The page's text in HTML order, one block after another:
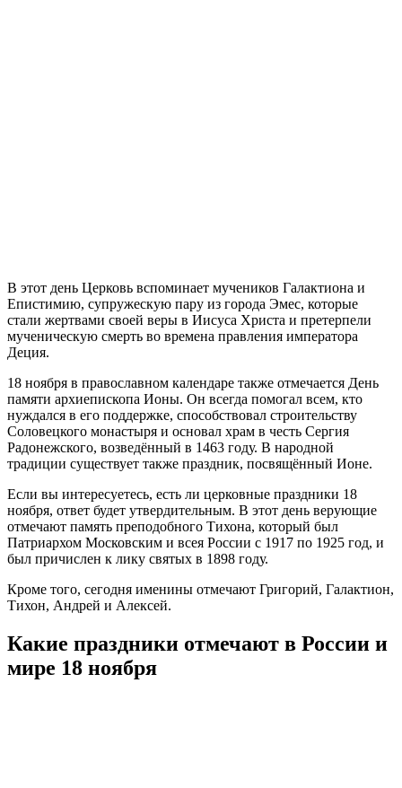
В этот день Церковь вспоминает мучеников Галактиона и
Епистимию, супружескую пару из города Эмес, которые
стали жертвами своей веры в Иисуса Христа и претерпели
мученическую смерть во времена правления императора
Деция.
18 ноября в православном календаре также отмечается День
памяти архиепископа Ионы. Он всегда помогал всем, кто
нуждался в его поддержке, способствовал строительству
Соловецкого монастыря и основал храм в честь Сергия
Радонежского, возведённый в 1463 году. В народной
традиции существует также праздник, посвящённый Ионе.
Если вы интересуетесь, есть ли церковные праздники 18
ноября, ответ будет утвердительным. В этот день верующие
отмечают память преподобного Тихона, который был
Патриархом Московским и всея России с 1917 по 1925 год, и
был причислен к лику святых в 1898 году.
Кроме того, сегодня именины отмечают Григорий, Галактион,
Тихон, Андрей и Алексей.
Какие праздники отмечают в России и
мире 18 ноября